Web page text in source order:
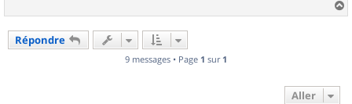
a
Répondre
9 messages • Page 1 sur 1
Aller